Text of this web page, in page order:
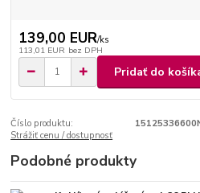
139,00 EUR/ks
113,01 EUR bez DPH
Pridať do
Číslo produktu:
Strážiť cenu / dostupnosť
Podobné produkty